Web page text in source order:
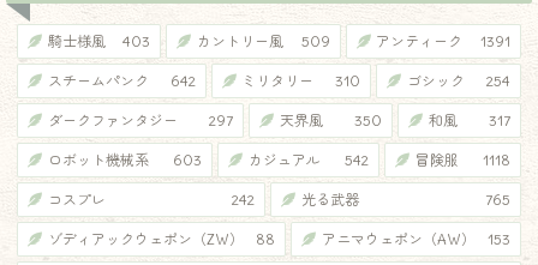
騎士様風 403 カントリー風 509 アンティーク 1391
スチームパンク 642 ミリタリー 310 ゴシック 254
ダークファンタジー 297 天界風 350 和風 317
ロボット機械系 603 カジュアル 542 冒険服 1118
コスプレ 242 光る武器 765
ゾディアックウェポン（ZW） 88 アニマウェポン（AW） 153